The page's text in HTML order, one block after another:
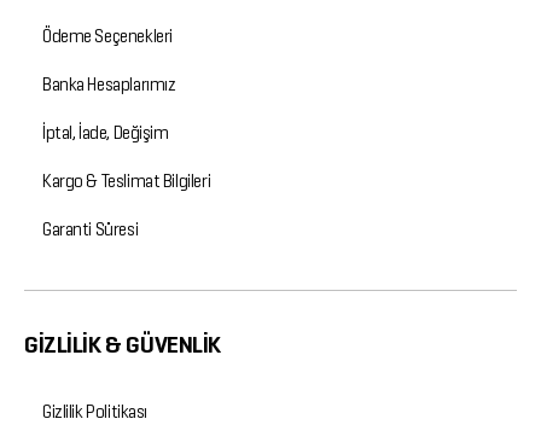
Ödeme Seçenekleri
Banka Hesaplarımız
İptal, İade, Değişim
Kargo & Teslimat Bilgileri
Garanti Süresi
GİZLİLİK & GÜVENLİK
Gizlilik Politikası